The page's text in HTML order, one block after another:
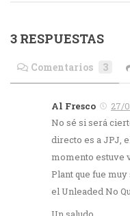
3 RESPUESTAS
Comentarios 3
Al Fresco
27/
No sé si será
directo es a JPJ,
momento estuve
Plant que fue
el Unleaded No